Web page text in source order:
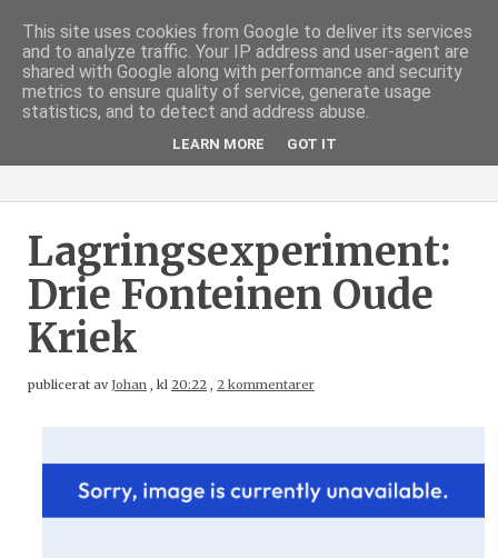
Lagringsexperiment:
Drie Fonteinen Oude
Kriek
publicerat avJohan , kl 20:22 , 2 kommentarer
This site uses cookies from Google to deliver its services
and to analyze traffic. Your IP address and user-agent are
shared with Google along with performance and security
metrics to ensure quality of service, generate usage
statistics, and to detect and address abuse.
LEARN MORE GOT IT